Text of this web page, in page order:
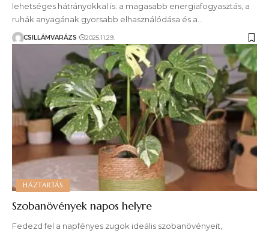
lehetséges hátrányokkal is: a magasabb energiafogyasztás, a
ruhák anyagának gyorsabb elhasználódása és a…
CSILLÁMVARÁZS 2025.11.29.
HÁZTARTÁS
Szobanövények napos helyre
Fedezd fel a napfényes zugok ideális szobanövényeit,